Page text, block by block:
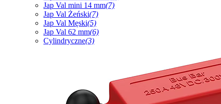
Jap Val mini 14 mm(7)
Jap Val Żeński(7)
Jap Val Męski(5)
Jap Val 62 mm(6)
Cylindryczne(3)